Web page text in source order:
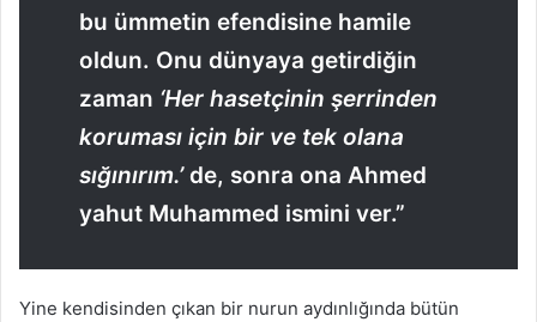
bu ümmetin efendisine hamile
oldun. Onu dünyaya getirdiğin
zaman ‘Her hasetçinin şerrinden
koruması için bir ve tek olana
sığınırım.’de, sonra ona Ahmed
yahut Muhammed ismini ver.”
Yine kendisinden çıkan bir nurun aydınlığında bütün